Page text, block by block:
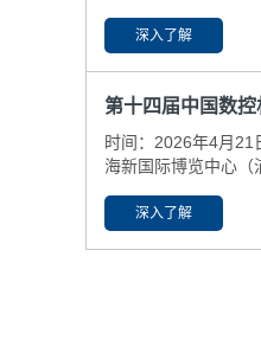
深入了解
时间：2026年4月21
海新国际博览中心（
A381深入了解